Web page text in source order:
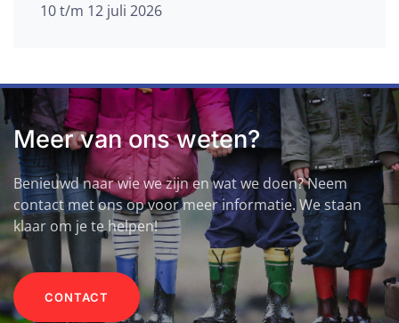
10 t/m 12 juli 2026
Meer van ons weten?
Benieuwd naar wie we zijn en wat we doen? Neem
contact met ons op voor meer informatie. We staan
klaar om je te helpen!
CONTACT